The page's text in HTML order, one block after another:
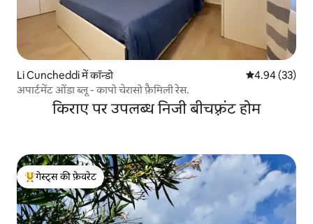
Li Cuncheddi में कॉन्डो औसत रेटिंग 5 में
4.94 (33)
अपार्टमेंट ओंडा ब्लू - कापो चेरासो फ़ैमिली रेस.
किराए पर उपलब्ध निजी बीचफ़्रंट होम
गेस्ट्स का टॉप फ़ेवरेट
गेस्ट्स की फ़ेवरेट